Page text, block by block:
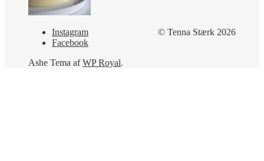
© Tenna Stærk 2026
Instagram
Facebook
Ashe Tema afWP Royal.